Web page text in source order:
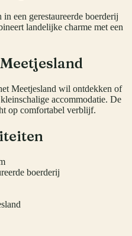
een gerestaureerde boerderij
landelijke charme met een
Meetjesland wil ontdekken of
accommodatie. De
op comfortabel verblijf.
boerderij